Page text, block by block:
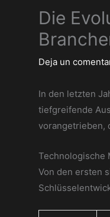
Die
Deja un
In den letzten
tiefgreifende
vorangetrieben,
Technologische
Von den ersten